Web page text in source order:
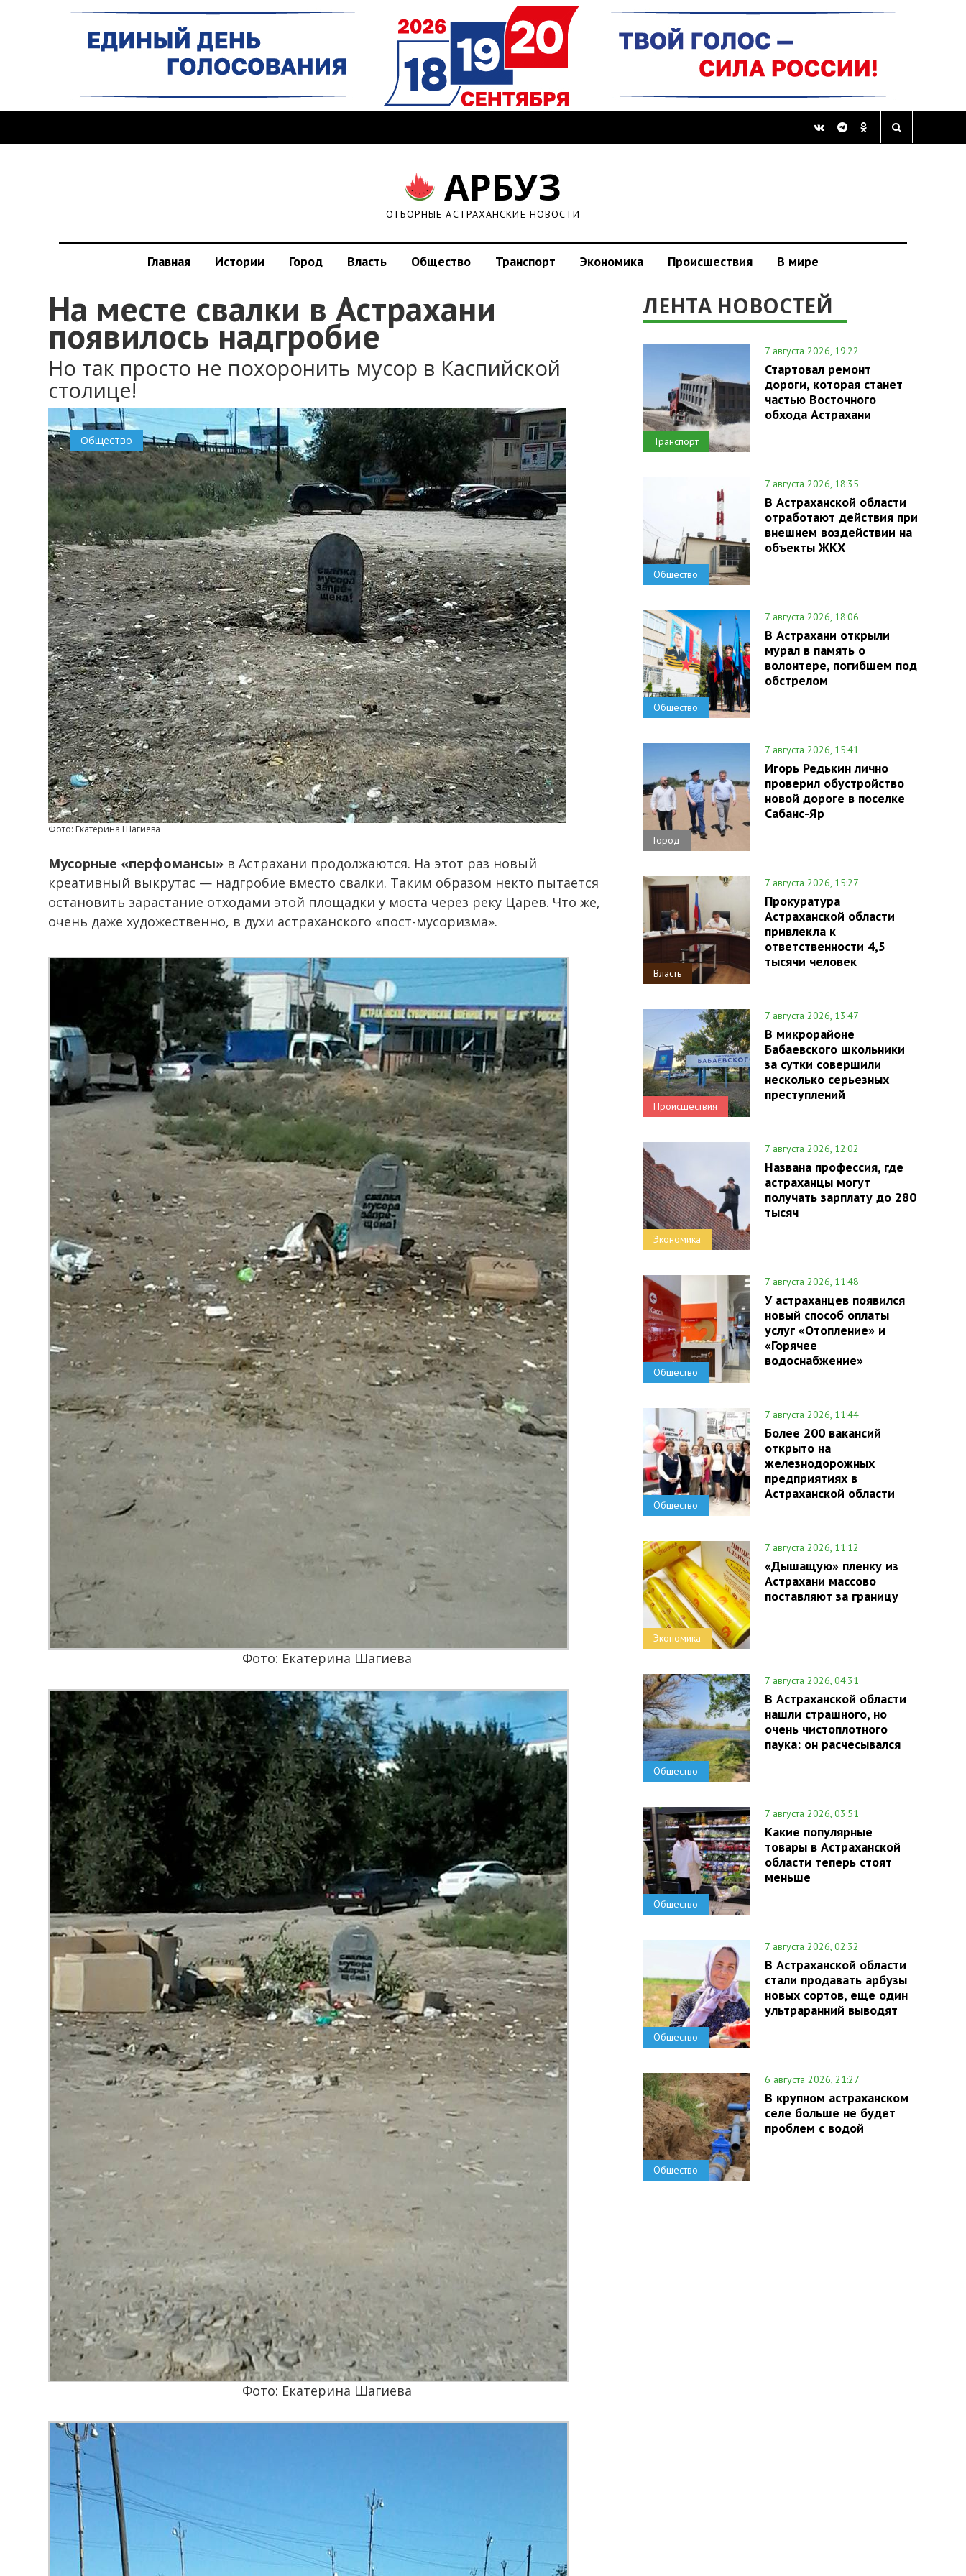
АРБУЗ
ОТБОРНЫЕ АСТРАХАНСКИЕ НОВОСТИ
Главная Истории Город Власть Общество Транспорт Экономика Происшествия В мире
На месте свалки в Астрахани
появилось надгробие
Но так просто не похоронить мусор в Каспийской
столице!
Общество
Фото: Екатерина Шагиева
Мусорные «перфомансы» в Астрахани продолжаются. На этот раз новый
креативный выкрутас — надгробие вместо свалки. Таким образом некто пытается
остановить зарастание отходами этой площадки у моста через реку Царев. Что же,
очень даже художественно, в духи астраханского «пост-мусоризма».
Фото: Екатерина Шагиева
Фото: Екатерина Шагиева
ЛЕНТА НОВОСТЕЙ
Транспорт
7 августа 2026, 19:22
Стартовал ремонт
дороги, которая станет
частью Восточного
обхода Астрахани
Общество
7 августа 2026, 18:35
В Астраханской области
отработают действия при
внешнем воздействии на
объекты ЖКХ
Общество
7 августа 2026, 18:06
В Астрахани открыли
мурал в память о
волонтере, погибшем под
обстрелом
Город
7 августа 2026, 15:41
Игорь Редькин лично
проверил обустройство
новой дороге в поселке
Сабанс-Яр
Власть
7 августа 2026, 15:27
Прокуратура
Астраханской области
привлекла к
ответственности 4,5
тысячи человек
Происшествия
7 августа 2026, 13:47
В микрорайоне
Бабаевского школьники
за сутки совершили
несколько серьезных
преступлений
Экономика
7 августа 2026, 12:02
Названа профессия, где
астраханцы могут
получать зарплату до 280
тысяч
Общество
7 августа 2026, 11:48
У астраханцев появился
новый способ оплаты
услуг «Отопление» и
«Горячее
водоснабжение»
Общество
7 августа 2026, 11:44
Более 200 вакансий
открыто на
железнодорожных
предприятиях в
Астраханской области
Экономика
7 августа 2026, 11:12
«Дышащую» пленку из
Астрахани массово
поставляют за границу
Общество
7 августа 2026, 04:31
В Астраханской области
нашли страшного, но
очень чистоплотного
паука: он расчесывался
Общество
7 августа 2026, 03:51
Какие популярные
товары в Астраханской
области теперь стоят
меньше
Общество
7 августа 2026, 02:32
В Астраханской области
стали продавать арбузы
новых сортов, еще один
ультраранний выводят
Общество
6 августа 2026, 21:27
В крупном астраханском
селе больше не будет
проблем с водой